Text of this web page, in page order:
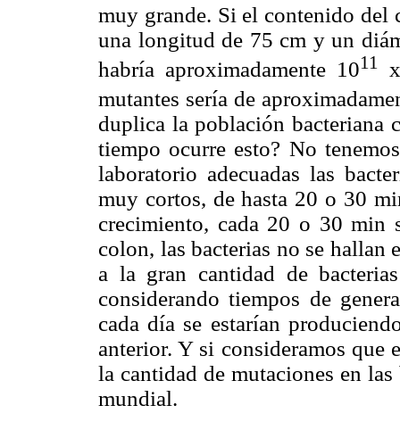
muy grande. Si el contenido del
una longitud de 75 cm y un
habría aproximadamente 1011
mutantes sería de
duplica la población bacteriana
tiempo ocurre esto? No
laboratorio adecuadas las
muy cortos, de hasta 20 o 30
crecimiento, cada 20 o 30 min
colon, las bacterias no se hallan
a la gran cantidad de
considerando tiempos de
cada día se estarían
anterior. Y si consideramos que
la cantidad de mutaciones en
mundial.